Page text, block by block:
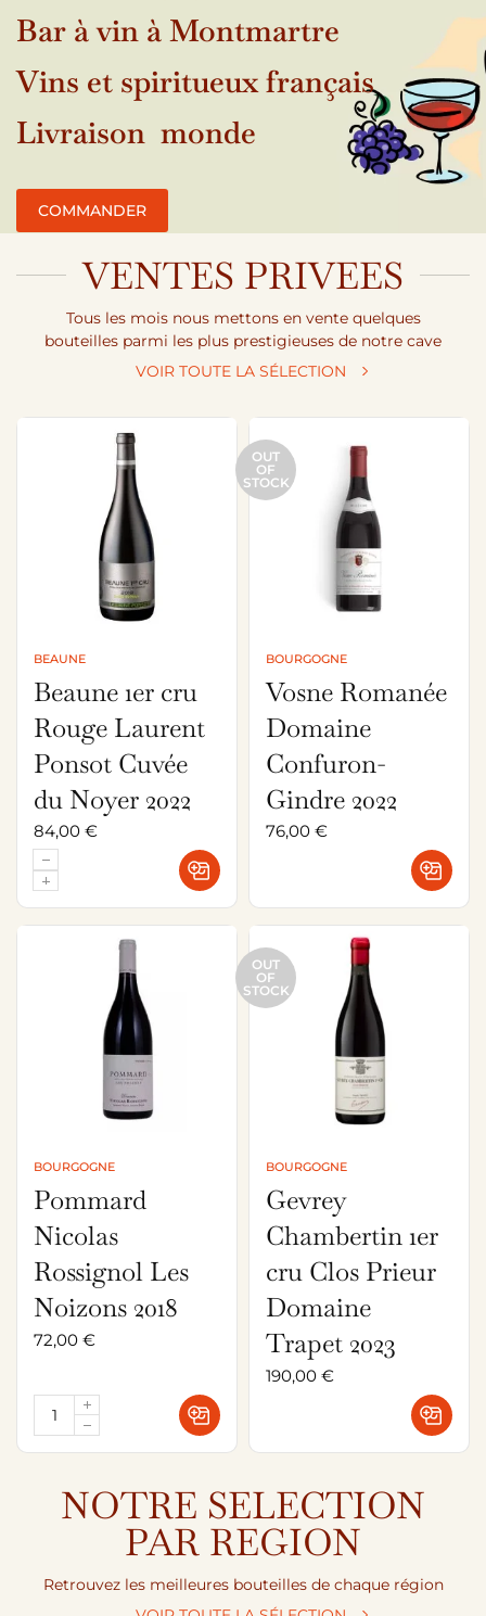
Bar à vin à Montmartre
Vins et spiritueux français
Livraison monde
COMMANDER
VENTES PRIVEES
Tous les mois nous mettons en vente quelques
bouteilles parmi les plus prestigieuses de notre cave
VOIR TOUTE LA SÉLECTION
BEAUNE
Beaune 1er cru
Rouge Laurent
Ponsot Cuvée
du Noyer 2022
84,00 €
OUT
OF
STOCK
BOURGOGNE
Vosne Romanée
Domaine
Confuron-
Gindre 2022
76,00 €
BOURGOGNE
Pommard
Nicolas
Rossignol Les
Noizons 2018
72,00 €
OUT
OF
STOCK
BOURGOGNE
Gevrey
Chambertin 1er
cru Clos Prieur
Domaine
Trapet 2023
190,00 €
NOTRE SELECTION
PAR REGION
Retrouvez les meilleures bouteilles de chaque région